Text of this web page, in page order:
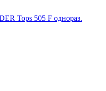
Tops 505 F однораз.